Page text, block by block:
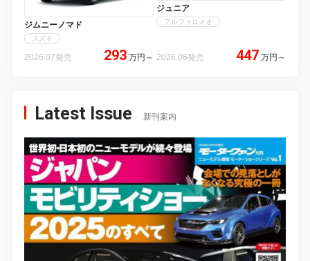
ジムニーノマド
スズキ
2026.07発売 293 万円 ～
ジュニア
アルファロメオ
2026.06発売 447 万円 ～
Latest Issue 新刊案内